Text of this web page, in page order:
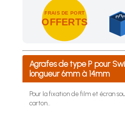
FRAIS DE PORT
OFFERTS
Achetez 4 sachets ou boîtes
Agrafes de type P pour
longueur 6mm à 14mm
Pour la fixation de film et écran
carton...